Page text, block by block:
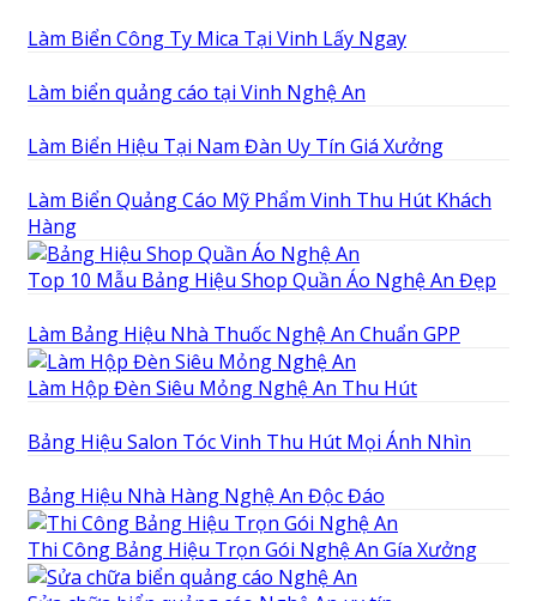
Làm Biển Công Ty Mica Tại Vinh Lấy Ngay
Làm biển quảng cáo tại Vinh Nghệ An
Làm Biển Hiệu Tại Nam Đàn Uy Tín Giá Xưởng
Làm Biển Quảng Cáo Mỹ Phẩm Vinh Thu Hút Khách
Hàng
Top 10 Mẫu Bảng Hiệu Shop Quần Áo Nghệ An Đẹp
Làm Bảng Hiệu Nhà Thuốc Nghệ An Chuẩn GPP
Làm Hộp Đèn Siêu Mỏng Nghệ An Thu Hút
Bảng Hiệu Salon Tóc Vinh Thu Hút Mọi Ánh Nhìn
Bảng Hiệu Nhà Hàng Nghệ An Độc Đáo
Thi Công Bảng Hiệu Trọn Gói Nghệ An Gía Xưởng